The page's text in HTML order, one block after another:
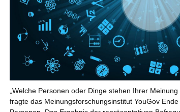
„Welche Personen oder Dinge stehen Ihrer
fragte das Meinungsforschungsinstitut YouGov